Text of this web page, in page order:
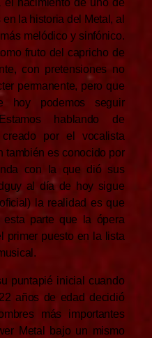
el nacimiento de uno de
la historia del Metal, al
melódico y sinfónico.
fruto del capricho de
con pretensiones no
permanente, pero que
hoy podemos seguir
hablando de
por el vocalista
también es conocido por
con la que dió sus
al día de hoy sigue
la realidad es que
parte que la ópera
primer puesto en la lista
puntapié inicial cuando
años de edad decidió
más importantes
Metal bajo un mismo